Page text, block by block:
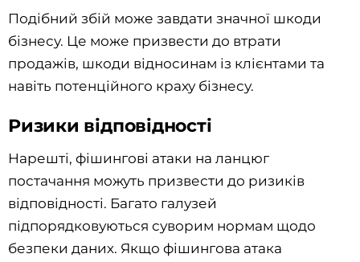
Подібний збій може завдати значної шкоди
бізнесу. Це може призвести до втрати
продажів, шкоди відносинам із клієнтами та
навіть потенційного краху бізнесу.
Ризики відповідності
Нарешті, фішингові атаки на ланцюг
постачання можуть призвести до ризиків
відповідності. Багато галузей
підпорядковуються суворим нормам щодо
безпеки даних. Якщо фішингова атака